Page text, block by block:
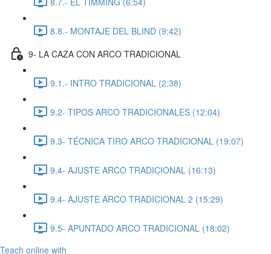
8.8.- MONTAJE DEL BLIND (9:42)
9- LA CAZA CON ARCO TRADICIONAL
9.1.- INTRO TRADICIONAL (2:38)
9.2- TIPOS ARCO TRADICIONALES (12:04)
9.3- TÉCNICA TIRO ARCO TRADICIONAL (19:07)
9.4- AJUSTE ARCO TRADICIONAL (16:13)
9.4- AJUSTE ARCO TRADICIONAL 2 (15:29)
9.5- APUNTADO ARCO TRADICIONAL (18:02)
Teach online with